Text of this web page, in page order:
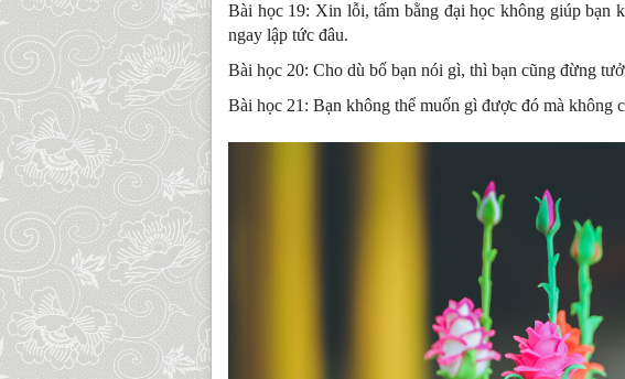
Bài học 19: Xin lỗi, tấm bằng đại học không giúp bạn
ngay lập tức đâu.
Bài học 20: Cho dù bố bạn nói gì, thì bạn cũng đừng
Bài học 21: Bạn không thể muốn gì được đó mà không